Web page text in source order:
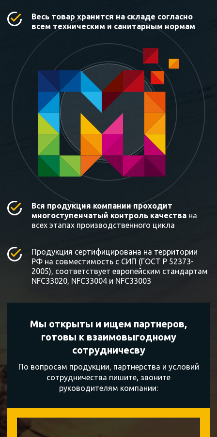
Весь товар хранится на складе согласно
всем техническим и санитарным нормам
Вся продукция компании проходит
многоступенчатый контроль качества на
всех этапах производственного цикла
Продукция сертифицирована на территории
РФ на совместимость с СИП (ГОСТ Р 52373-
2005), соответствует европейским стандартам
NFC33020, NFC33004 и NFC33003
Мы открыты и ищем партнеров,
готовы квзаимовыгодному
сотрудничесву
По вопросам продукции, партнерства и условий
сотрудничества пишите, звоните
руководителям компании: